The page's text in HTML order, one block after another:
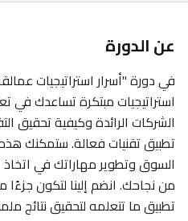
عن الدورة
في دورة "أسرار استراتيجيات
استراتيجيات مبتكرة تساعدك في
الشركات الرائدة وكيفية
تطبيق تقنيات فعالة. ستمكنك
السوق وتطوير مهاراتك في اتخاذ
من نجاحك. انضم إلينا لتكون
تطبيق ما تتعلمه لتحقيق نتائج